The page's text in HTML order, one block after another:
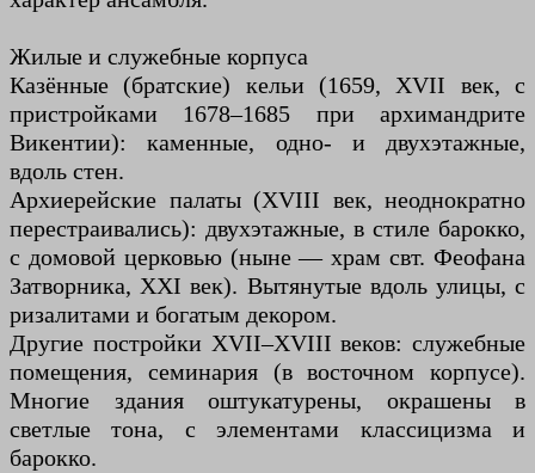
Жилые и служебные корпуса
Казённые (братские) кельи (1659, XVII век, с
пристройками 1678–1685 при архимандрите
Викентии): каменные, одно- и двухэтажные,
вдоль стен.
Архиерейские палаты (XVIII век, неоднократно
перестраивались): двухэтажные, в стиле барокко,
с домовой церковью (ныне — храм свт. Феофана
Затворника, XXI век). Вытянутые вдоль улицы, с
ризалитами и богатым декором.
Другие постройки XVII–XVIII веков: служебные
помещения, семинария (в восточном корпусе).
Многие здания оштукатурены, окрашены в
светлые тона, с элементами классицизма и
барокко.